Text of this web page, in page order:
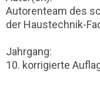
Autorenteam des
der Haustechnik-
Jahrgang:
10. korrigierte